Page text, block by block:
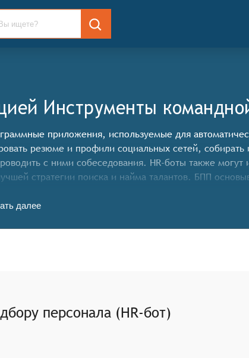
Инструменты
приложения, используемые для
резюме и профили социальных сетей, собирать
с ними собеседования. HR-боты также могут
стратегии поиска и найма талантов. БПП
критерии для систем. Для того чтобы
резюме кандидатов, извлекая из них
назначая даты и время, а также
отвечая на их вопросы, предоставляя информацию о
далее
персонала (HR-бот)